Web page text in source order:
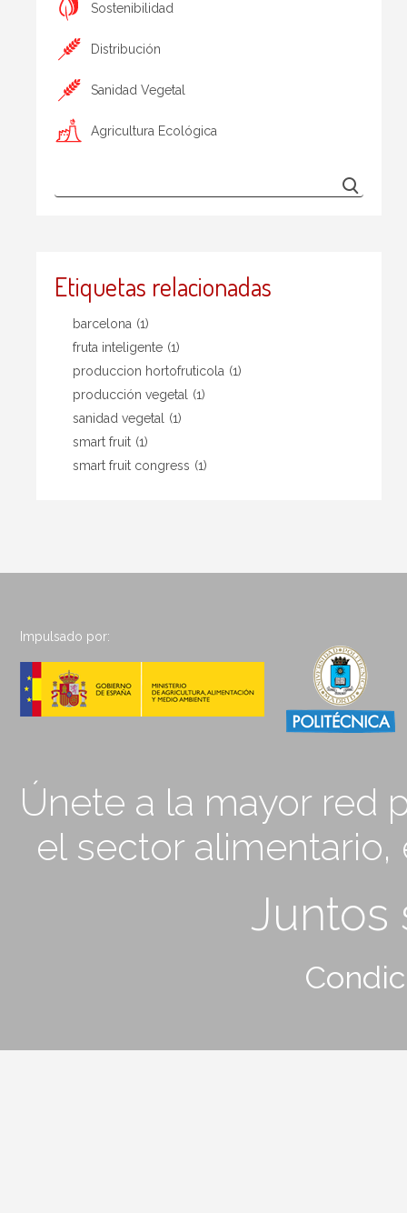
Sostenibilidad
Distribución
Sanidad Vegetal
Agricultura Ecológica
Etiquetas relacionadas
barcelona (1)
fruta inteligente (1)
produccion hortofruticola (1)
producción vegetal
(1)
sanidad vegetal
(1)
smart fruit (1)
smart fruit congress (1)
Impulsado por:
Únete a la mayor red
el sector
Juntos